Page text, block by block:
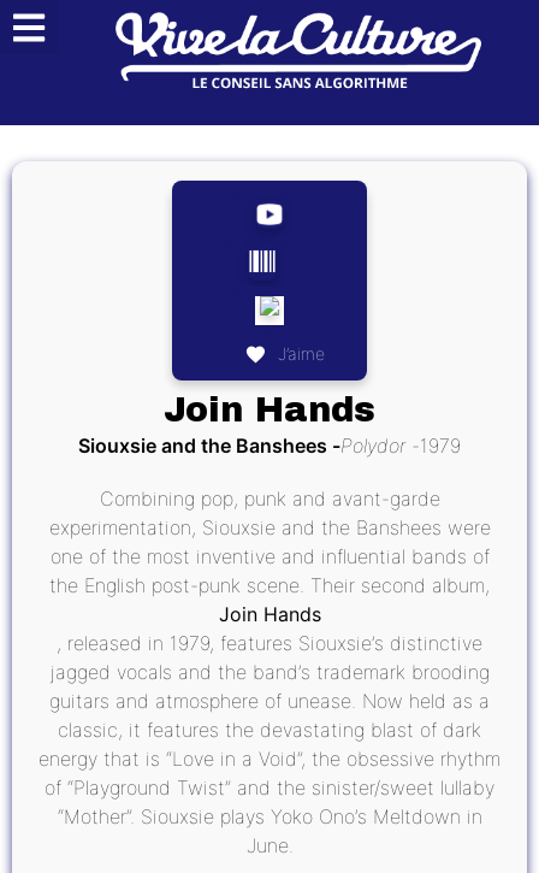
J’aime
Join Hands
Siouxsie and the Banshees Polydor 1979
Combining pop, punk and avant-garde
experimentation, Siouxsie and the Banshees were
one of the most inventive and influential bands of
the English post-punk scene. Their second album,
Join Hands
, released in 1979, features Siouxsie’s distinctive
jagged vocals and the band’s trademark brooding
guitars and atmosphere of unease. Now held as a
classic, it features the devastating blast of dark
energy that is “Love in a Void”, the obsessive rhythm
of “Playground Twist” and the sinister/sweet lullaby
“Mother”. Siouxsie plays Yoko Ono’s Meltdown in
June.